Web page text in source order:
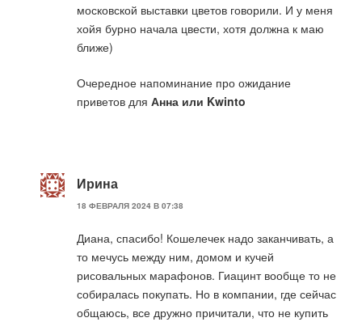
московской выставки цветов говорили. И у меня
хойя бурно начала цвести, хотя должна к маю
ближе)
Очередное напоминание про ожидание
приветов для Анна или Kwinto
Ирина
18 ФЕВРАЛЯ 2024 В 07:38
Диана, спасибо! Кошелечек надо заканчивать, а
то мечусь между ним, домом и кучей
рисовальных марафонов. Гиацинт вообще то не
собиралась покупать. Но в компании, где сейчас
общаюсь, все дружно причитали, что не купить